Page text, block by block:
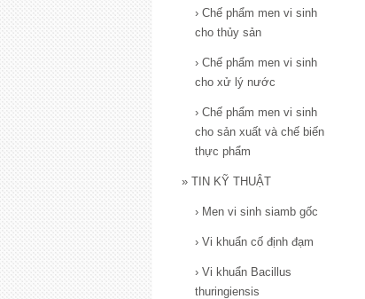
› Chế phẩm men vi sinh
cho thủy sản
› Chế phẩm men vi sinh
cho xử lý nước
› Chế phẩm men vi sinh
cho sản xuất và chế biến
thực phẩm
» TIN KỸ THUẬT
› Men vi sinh siamb gốc
› Vi khuẩn cố định đạm
› Vi khuẩn Bacillus
thuringiensis